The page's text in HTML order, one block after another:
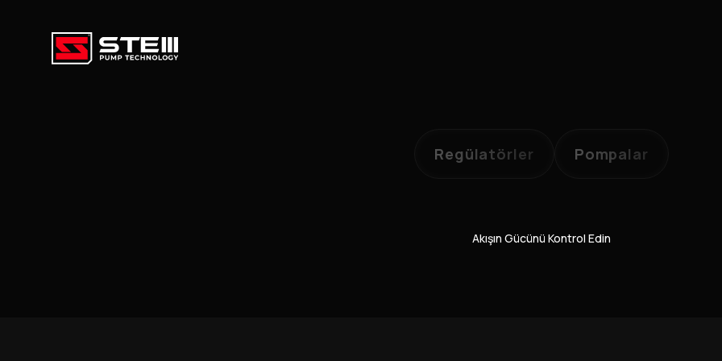
Regülatörler Pompalar
Akışın Gücünü Kontrol Edin